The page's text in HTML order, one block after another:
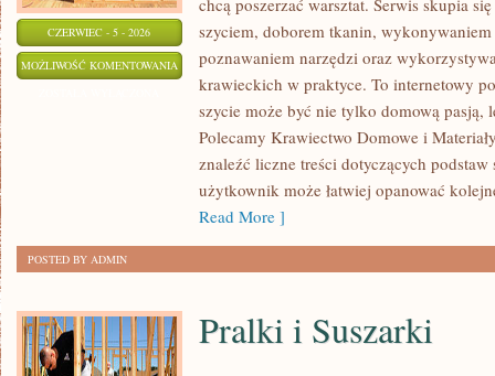
CZERWIEC - 5 - 2026
MOŻLIWOŚĆ KOMENTOWANIA NAPRAWY
PRZERÓBKI
chcą poszerzać warsztat. Serwis skupia
szyciem, doborem tkanin,
poznawaniem narzędzi oraz
krawieckich w praktyce. To internetowy
szycie może być nie tylko domową pasją,
Polecamy Krawiectwo Domowe i
znaleźć liczne treści dotyczących
użytkownik może łatwiej opanować
Read More ]
POSTED BY ADMIN
Pralki i Suszarki